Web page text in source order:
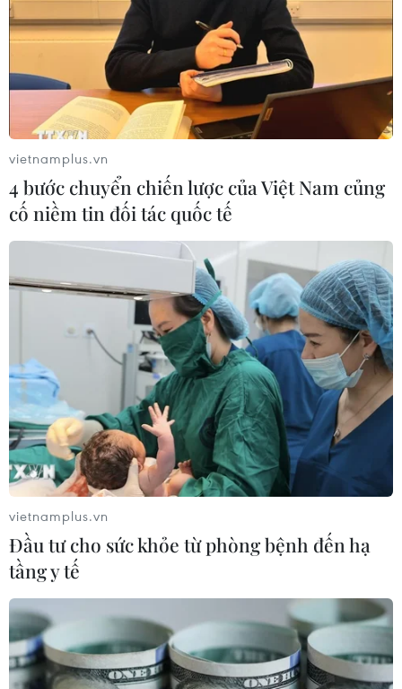
Hà Nội đã xét nghiệm COVID-19
cho gần 45.000 người về từ vùng dịch
22/02/2021 07:45
Theo Sở Y tế Hà Nội, tính đến chiều 21/2, Hà Nội đã lấy
mẫu xét nghiệm COVID-19 cho 44.355 người, kết quả
32.692 mẫu âm tính, riêng số người về từ huyện Cẩm
Giàng, Hải Dương là 2.388.
vietnamplus.vn
4 bước chuyển chiến lược của Việt Nam củng
cố niềm tin đối tác quốc tế
vietnamplus.vn
Đầu tư cho sức khỏe từ phòng bệnh đến hạ
tầng y tế